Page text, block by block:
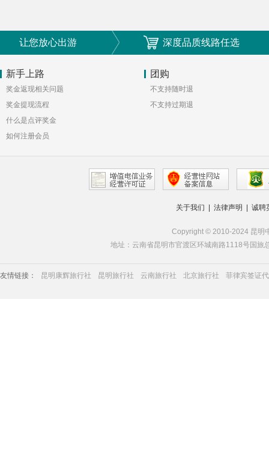
让您放心出游 深度品质线路任选
新手上路
奖金返现相关问题
奖金提现流程
什么是点评奖金
如何注册会员
团购
不支持随时退
不支持过期退
关于我们 法律声明 诚聘
Copyright © 2010-2024 昆明
地址：云南省昆明市官渡区环城南路1118号国
友情链接： 昆明康辉旅行社 昆明旅行社 云南旅行社 北京旅行社 菲律宾签证